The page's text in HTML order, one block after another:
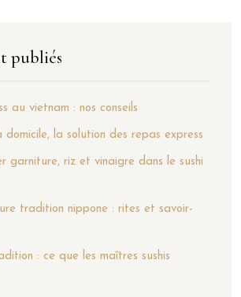
publiés
au vietnam : nos conseils
domicile, la solution des repas express
garniture, riz et vinaigre dans le sushi
tradition nippone : rites et savoir-
: ce que les maîtres sushis